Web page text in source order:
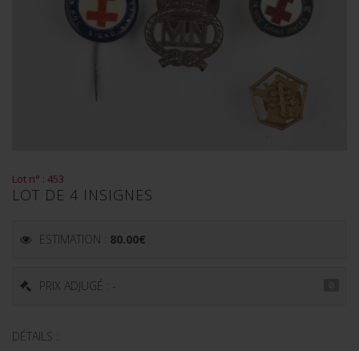
Lot n° : 453
LOT DE 4 INSIGNES
ESTIMATION : 80.00€
PRIX ADJUGÉ : -
DÉTAILS :